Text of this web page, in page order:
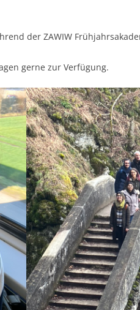
der ZAWIW
gerne zur Verfügung.